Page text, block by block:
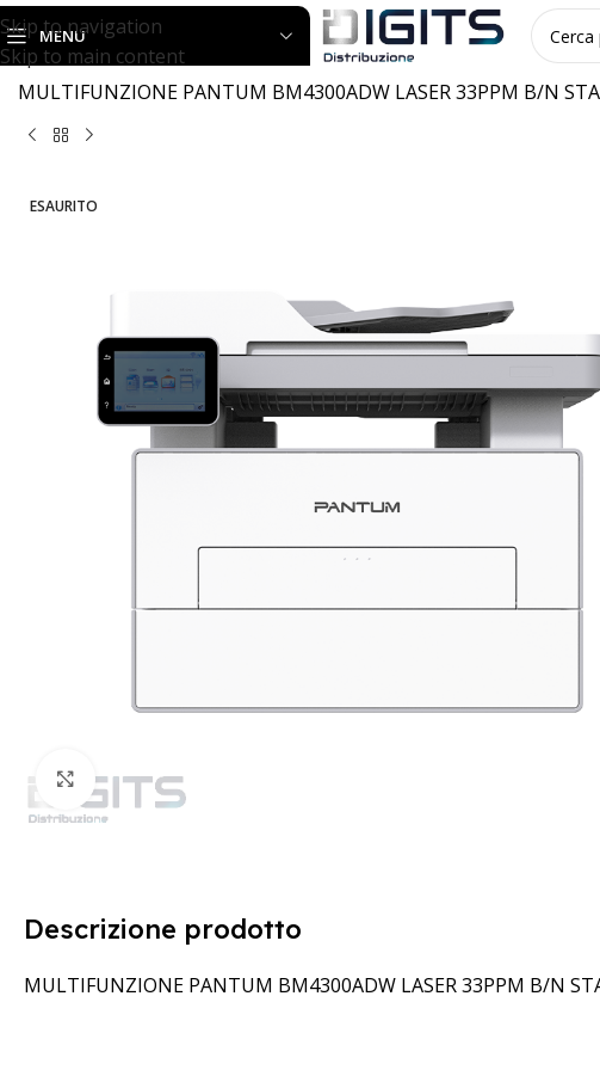
Skip to navigation
Skip to main content
MENU
Home PRINTING MULTIFUNZIONE LASER
MULTIFUNZIONE PANTUM BM4300ADW LASER 33PPM B/N
ESAURITO
Clicca per ingrandire
Descrizione prodotto
MULTIFUNZIONE PANTUM BM4300ADW LASER 33PPM B/N